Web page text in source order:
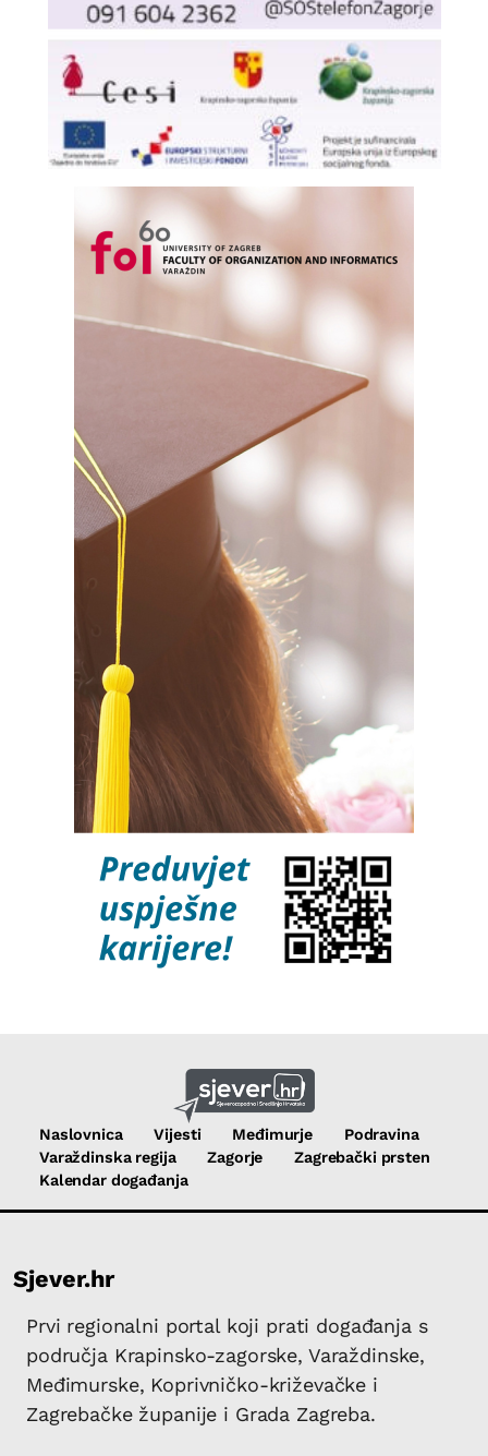
Naslovnica Vijesti Međimurje
Podravina
Varaždinska regija
Zagorje
Zagrebački prsten
Kalendar događanja
Sjever.hr
Prvi regionalni portal koji prati događanja s
područja Krapinsko-zagorske, Varaždinske,
Međimurske, Koprivničko-križevačke i
Zagrebačke županije i Grada Zagreba.